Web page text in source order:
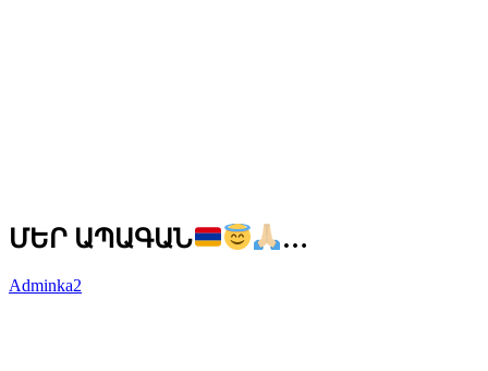
ՄԵՐ ԱՊԱԳԱՆ …
Adminka2